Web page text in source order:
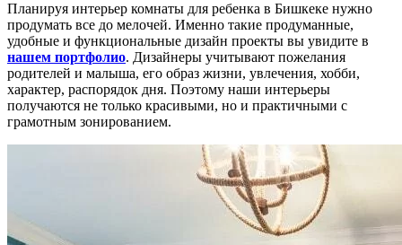
Планируя интерьер комнаты для ребенка в Бишкеке нужно
продумать все до мелочей. Именно такие продуманные,
удобные и функциональные дизайн проекты вы увидите в
нашем портфолио. Дизайнеры учитывают пожелания
родителей и малыша, его образ жизни, увлечения, хобби,
характер, распорядок дня. Поэтому наши интерьеры
получаются не только красивыми, но и практичными с
грамотным зонированием.